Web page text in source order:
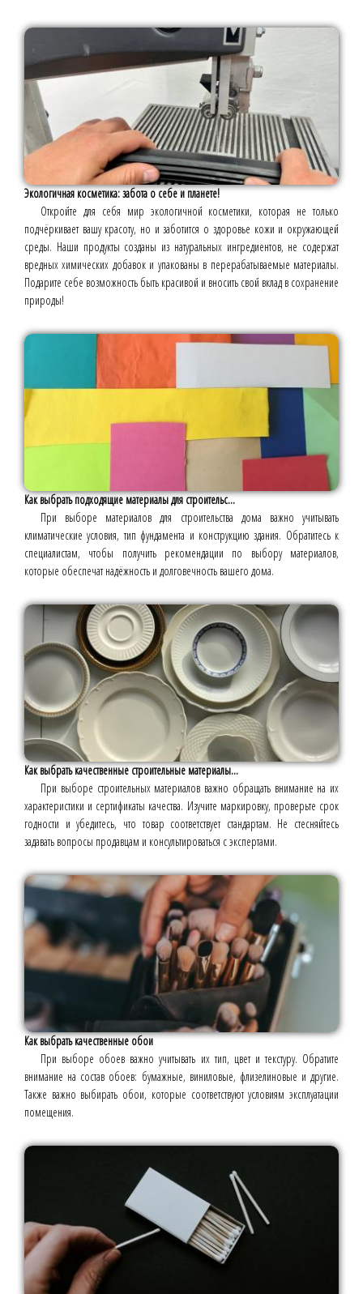
Экологичная косметика: забота о себе и планете!
Откройте для себя мир экологичной косметики, которая не только
подчёркивает вашу красоту, но и заботится о здоровье кожи и окружающей
среды. Наши продукты созданы из натуральных ингредиентов, не содержат
вредных химических добавок и упакованы в перерабатываемые материалы.
Подарите себе возможность быть красивой и вносить свой вклад в сохранение
природы!
Как выбрать подходящие материалы для строительс...
При выборе материалов для строительства дома важно учитывать
климатические условия, тип фундамента и конструкцию здания. Обратитесь к
специалистам, чтобы получить рекомендации по выбору материалов,
которые обеспечат надёжность и долговечность вашего дома.
Как выбрать качественные строительные материалы...
При выборе строительных материалов важно обращать внимание на их
характеристики и сертификаты качества. Изучите маркировку, проверьте срок
годности и убедитесь, что товар соответствует стандартам. Не стесняйтесь
задавать вопросы продавцам и консультироваться с экспертами.
Как выбрать качественные обои
При выборе обоев важно учитывать их тип, цвет и текстуру. Обратите
внимание на состав обоев: бумажные, виниловые, флизелиновые и другие.
Также важно выбирать обои, которые соответствуют условиям эксплуатации
помещения.